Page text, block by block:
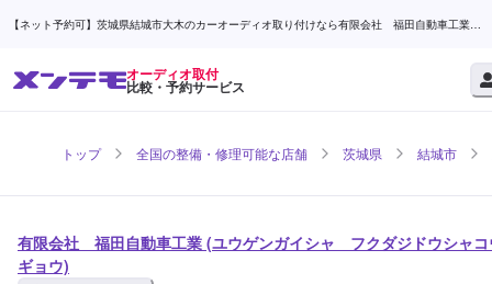
【ネット予約可】茨城県結城市大木のカーオーディオ取り付けなら有限会社 福田自動車工業 |
オーディオ取付
比較・予約サービス
トップ 全国の整備・修理可能な店舗 茨城県 結城市
有限会社 福田自動車工業 (ユウゲンガイシャ フクダジドウシャコ
ギョウ)